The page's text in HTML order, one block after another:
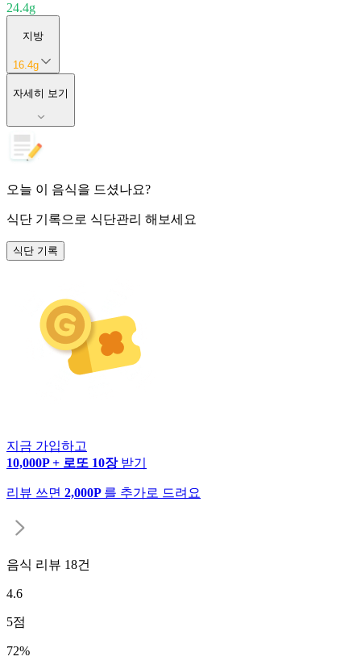
24.4g
지방
16.4g
자세히 보기
오늘 이 음식을 드셨나요?
식단 기록으로 식단관리 해보세요
식단 기록
지금 가입하고
10,000P + 로또 10장 받기
리뷰 쓰면 2,000P 를 추가로 드려요
음식 리뷰 18건
4.6
5점
72%